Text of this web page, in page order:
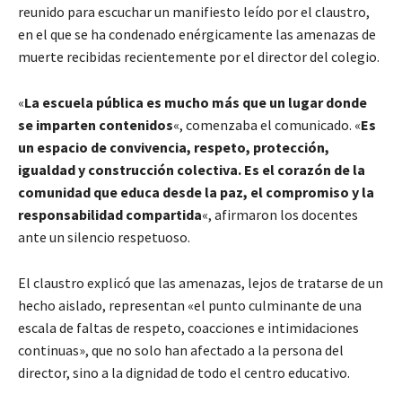
reunido para escuchar un manifiesto leído por el claustro,
en el que se ha condenado enérgicamente las amenazas de
muerte recibidas recientemente por el director del colegio.
«La escuela pública es mucho más que un lugar donde
se imparten contenidos«, comenzaba el comunicado. «Es
un espacio de convivencia, respeto, protección,
igualdad y construcción colectiva. Es el corazón de la
comunidad que educa desde la paz, el compromiso y la
responsabilidad compartida«, afirmaron los docentes
ante un silencio respetuoso.
El claustro explicó que las amenazas, lejos de tratarse de un
hecho aislado, representan «el punto culminante de una
escala de faltas de respeto, coacciones e intimidaciones
continuas», que no solo han afectado a la persona del
director, sino a la dignidad de todo el centro educativo.